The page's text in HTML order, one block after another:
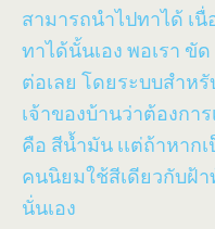
สามารถนำไปทาได้ เ
ทาได้นั้นเอง พอเรา ขั
ต่อเลย โดยระบบสำห
เจ้าของบ้านว่าต้องกา
คือ สีน้ำมัน เเต่ถ้าหาก
คนนิยมใช้สีเดียวกับฝ้
นั่นเอง